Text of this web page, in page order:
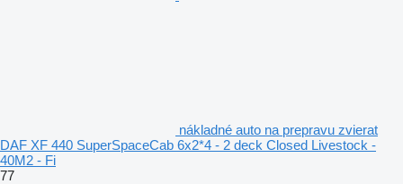
nákladné auto na prepravu zvierat
DAF XF 440 SuperSpaceCab 6x2*4 - 2 deck Closed Livestock -
40M2 - Fi
77